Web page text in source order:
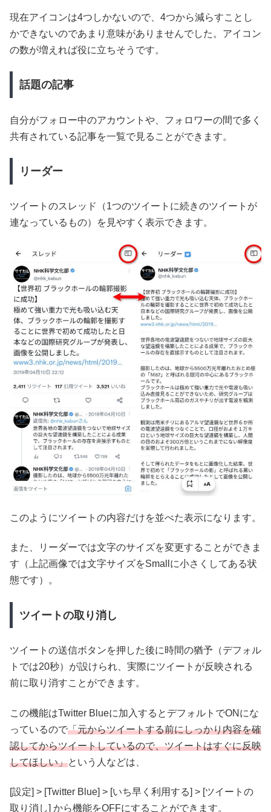
現在アイコンは4つしかないので、4つから減らすことし
かできないのであまり意味がありませんでした。アイコン
の数が増えれば役に立ちそうです。
話題の記事
自分がフォロー中のアカウントや、フォロワーの間で多く
共有されている記事を一覧で見ることができます。
リーダー
ツイートのスレッド（1つのツイートに続きのツイートが
連なっているもの）を見やすく表示できます。
このようにツイートの内容だけを並べた表示になります。
また、リーダーでは文字のサイズを変更することができま
す（上記画像では文字サイズをSmallに小さくしてある状
態です）。
ツイートの取り消し
ツイートの送信ボタンを押した後に時間の猶予（デフォル
トでは20秒）が設けられ、実際にツイートが反映される
前に取り消すことができます。
この機能はTwitter Blueに加入するとデフォルトでONにな
っているので「元からツイートする前にしっかり内容を確
認してからツイートしているので、ツイートはすぐに反映
してほしい」という人などは、
[設定] > [Twitter Blue] > [いち早く利用する] > [ツイートの
取り消し] から機能をOFFにすることができます。